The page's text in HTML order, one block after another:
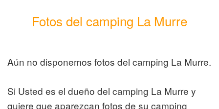
Fotos del camping La Murre
Aún no disponemos fotos del camping La Murre.
Si Usted es el dueño del camping La Murre y
quiere que aparezcan fotos de su camping